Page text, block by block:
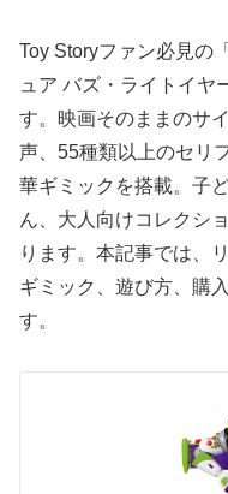
Toy Storyファン必見の
ュア バズ・ライトイヤ
す。映画そのままのサ
声、55種類以上のセリ
華ギミックを搭載。子
ん、大人向けコレクシ
ります。本記事では、
ギミック、遊び方、購
す。